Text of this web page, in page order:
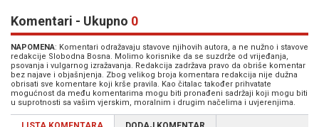
Komentari - Ukupno 0
NAPOMENA: Komentari odražavaju stavove njihovih autora, a ne nužno i stavove
redakcije Slobodna Bosna. Molimo korisnike da se suzdrže od vrijeđanja,
psovanja i vulgarnog izražavanja. Redakcija zadržava pravo da obriše komentar
bez najave i objašnjenja. Zbog velikog broja komentara redakcija nije dužna
obrisati sve komentare koji krše pravila. Kao čitalac također prihvatate
mogućnost da među komentarima mogu biti pronađeni sadržaji koji mogu biti
u suprotnosti sa vašim vjerskim, moralnim i drugim načelima i uvjerenjima.